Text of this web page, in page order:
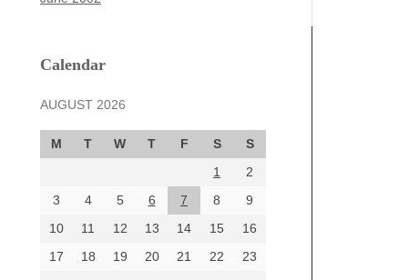
Calendar
AUGUST 2026
M T W T F S
S
1
2
3
4 5 6 7 8
9
10
11 12 13 14 15
16
17
18 19 20 21 22
23